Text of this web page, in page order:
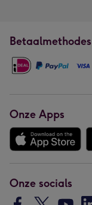
Betaalmethodes
Onze Apps
Onze socials